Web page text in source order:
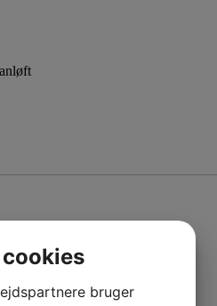
bruger